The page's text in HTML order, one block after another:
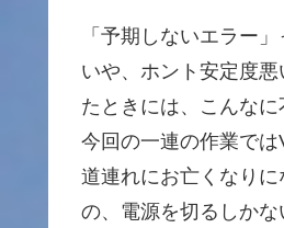
「予期しないエラー
いや、ホント安定度
たときには、こんなに
今回の一連の作業で
道連れにお亡くなり
の、電源を切るしか